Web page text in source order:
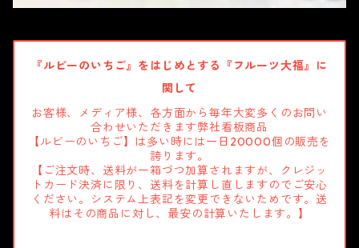
『ルビーのいちご』をはじめとする『フルーツ大福』に
関して
お客様、メディア様、各方面から毎年大変多くのお問い
合わせいただきます弊社看板商品
【ルビーのいちご】は多い時には一日20000個の販売を
誇ります。
【ご注文時、送料が一箱づつ加算されますが、クレジッ
トカード決済に限り、送料を計算し直しますのでご安心
ください。システム上表記を変更できないためです。送
料はその商品に対し、最安の計算いたします。】